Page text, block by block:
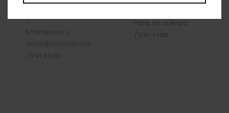
Shampoos y
acondicionadores
Ver todo
Para mi cuerpo
Ver todo